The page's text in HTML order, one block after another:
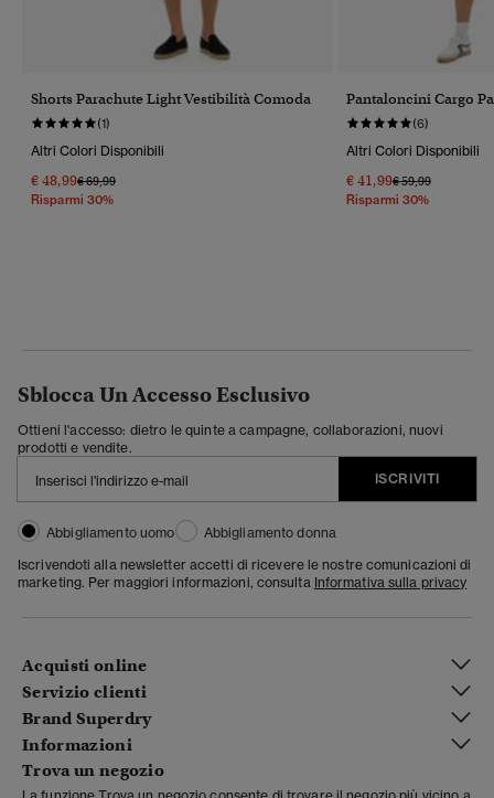
Shorts Parachute Light Vestibilità Comoda
(1)
Altri Colori Disponibili
€ 48,99Prezzo Ridotto Da
€ 69,99A
Risparmi 30%
Pantaloncini Cargo
(6)
Altri Colori Disponibili
€ 41,99Prezzo Ridotto Da
€ 59,99A
Risparmi 30%
Sblocca Un Accesso Esclusivo
Ottieni l'accesso: dietro le quinte a campagne, collaborazioni, nuovi
prodotti e vendite.
ISCRIVITI
Abbigliamento uomo
Abbigliamento donna
Iscrivendoti alla newsletter accetti di ricevere le nostre comunicazioni di
marketing. Per maggiori informazioni, consulta Informativa sulla privacy
Acquisti online
Servizio clienti
Brand Superdry
Informazioni
Trova un negozio